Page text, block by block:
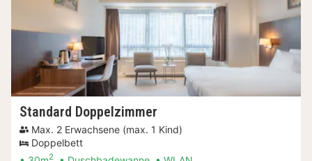
Standard Doppelzimmer
Max. 2 Erwachsene (max. 1 Kind)
Doppelbett
2